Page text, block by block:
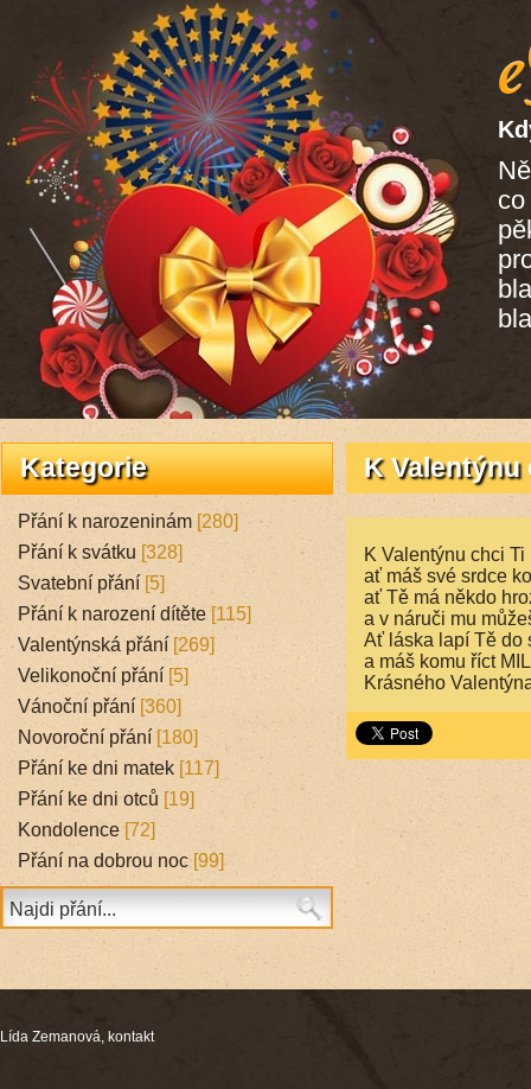
Kategorie
Přání k narozeninám [280]
Přání k svátku [328]
Svatební přání [5]
Přání k narození dítěte [115]
Valentýnská přání [269]
Velikonoční přání [5]
Vánoční přání [360]
Novoroční přání [180]
Přání ke dni matek [117]
Přání ke dni otců [19]
Kondolence [72]
Přání na dobrou noc [99]
K Valentýnu
K Valentýnu chci Ti
ať máš své srdce
ať Tě má někdo
a v náruči mu
Ať láska lapí Tě do
a máš komu říct
Krásného
Lída Zemanová, kontakt